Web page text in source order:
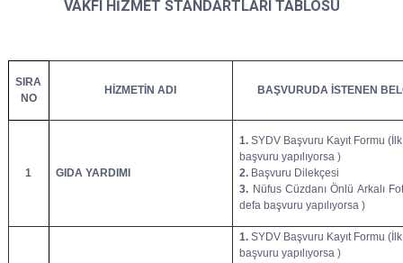
Kemalpaşa
VAKFI HİZMET STANDARTLARI TABLOSU
SIRA
NO
HİZMETİN ADI BAŞVURUDA İSTENEN
1 GIDA YARDIMI
1. SYDV Başvuru Kayıt Formu
başvuru yapılıyorsa )
2. Başvuru Dilekçesi
3. Nüfus Cüzdanı Önlü Arkalı
defa başvuru yapılıyorsa )
1. SYDV Başvuru Kayıt Formu
başvuru yapılıyorsa )